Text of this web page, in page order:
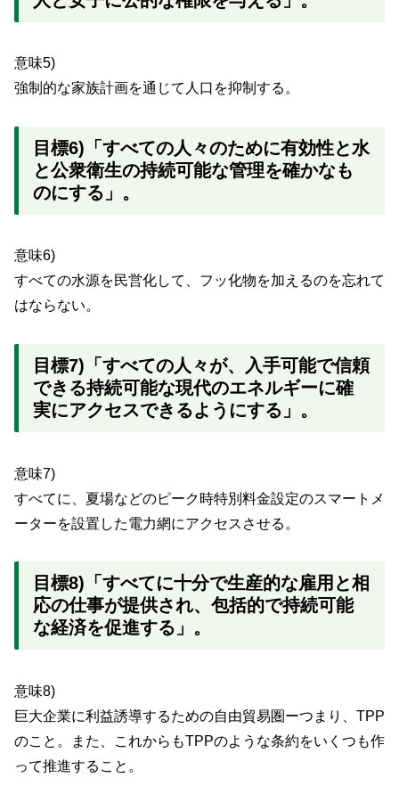
意味5)
強制的な家族計画を通じて人口を抑制する。
目標6)「すべての人々のために有効性と水
と公衆衛生の持続可能な管理を確かなも
のにする」。
意味6)
すべての水源を民営化して、フッ化物を加えるのを忘れて
はならない。
目標7)「すべての人々が、入手可能で信頼
できる持続可能な現代のエネルギーに確
実にアクセスできるようにする」。
意味7)
すべてに、夏場などのピーク時特別料金設定のスマートメ
ーターを設置した電力網にアクセスさせる。
目標8)「すべてに十分で生産的な雇用と相
応の仕事が提供され、包括的で持続可能
な経済を促進する」。
意味8)
巨大企業に利益誘導するための自由貿易圏ーつまり、TPP
のこと。また、これからもTPPのような条約をいくつも作
って推進すること。